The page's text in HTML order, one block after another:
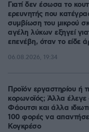
Γιατί δεν έσωσα το
ερευνητής που
συμβίωση του μικρού
αγέλη λύκων εξηγεί
επενέβη, όταν το είδε
06.08.2026, 19:34
Προϊόν εργαστηρίου ή
κορωνοϊός; Άλλα έλεγε
Φάουτσι και άλλα
100 φορές να
Κογκρέσο